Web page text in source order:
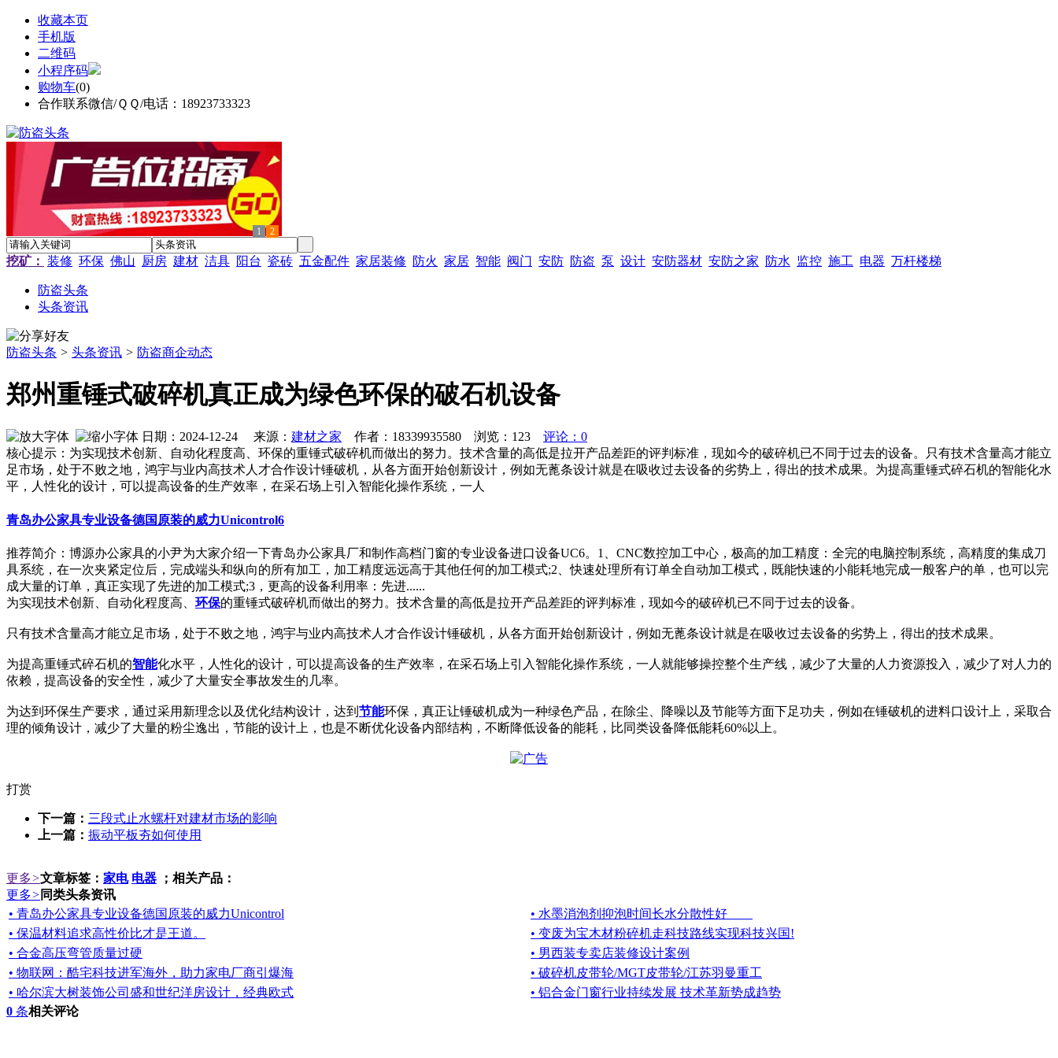
收藏本页
手机版
二维码
小程序码
购物车(0)
合作联系微信/ＱＱ/电话：18923733323
1 2
挖矿： 装修 环保 佛山 厨房 建材 洁具 阳台 瓷砖 五金配件 家居装修 防火 家居 智能 阀门 安防 防盗 泵 设计 安防器材 安防之家 防水 监控 施工 电器 万杆楼梯
防盗头条
头条资讯
防盗头条 > 头条资讯 > 防盗商企动态
郑州重锤式破碎机真正成为绿色环保的破石机设备
日期：2024-12-24 来源： 建材之家 作者：18339935580 浏览： 123
评论：0
核心提示：为实现技术创新、自动化程度高、环保的重锤式破碎机而做出的努力。技术含量的高低是拉开产品差距的评判标准，现如今的破碎机已不同于过去的设备。只有技术含量高才能立
足市场，处于不败之地，鸿宇与业内高技术人才合作设计锤破机，从各方面开始创新设计，例如无蓖条设计就是在吸收过去设备的劣势上，得出的技术成果。为提高重锤式碎石机的智能化水
平，人性化的设计，可以提高设备的生产效率，在采石场上引入智能化操作系统，一人
青岛办公家具专业设备德国原装的威力Unicontrol6
推荐简介：博源办公家具的小尹为大家介绍一下青岛办公家具厂和制作高档门窗的专业设备进口设备UC6。1、CNC数控加工中心，极高的加工精度：全完的电脑控制系统，高精度的集成刀
具系统，在一次夹紧定位后，完成端头和纵向的所有加工，加工精度远远高于其他任何的加工模式;2、快速处理所有订单全自动加工模式，既能快速的小能耗地完成一般客户的单，也可以完
成大量的订单，真正实现了先进的加工模式;3，更高的设备利用率：先进......
为实现技术创新、自动化程度高、 环保的重锤式破碎机而做出的努力。技术含量的高低是拉开产品差距的评判标准，现如今的破碎机已不同于过去的设备。
只有技术含量高才能立足市场，处于不败之地，鸿宇与业内高技术人才合作设计锤破机，从各方面开始创新设计，例如无蓖条设计就是在吸收过去设备的劣势上，得出的技术成果。
为提高重锤式碎石机的智能化水平，人性化的设计，可以提高设备的生产效率，在采石场上引入智能化操作系统，一人就能够操控整个生产线，减少了大量的人力资源投入，减少了对人力的
依赖，提高设备的安全性，减少了大量安全事故发生的几率。
为达到环保生产要求，通过采用新理念以及优化结构设计，达到 节能环保，真正让锤破机成为一种绿色产品，在除尘、降噪以及节能等方面下足功夫，例如在锤破机的进料口设计上，采取合
理的倾角设计，减少了大量的粉尘逸出，节能的设计上，也是不断优化设备内部结构，不断降低设备的能耗，比同类设备降低能耗60%以上。
打赏
下一篇： 三段式止水螺杆对建材市场的影响
上一篇： 振动平板夯如何使用
更多>文章标签： 家电 电器 ；相关产品：
更多> 同类头条资讯
• 青岛办公家具专业设备德国原装的威力Unicontrol
• 水墨消泡剂抑泡时间长水分散性好
• 保温材料追求高性价比才是王道。
• 变废为宝木材粉碎机走科技路线实现科技兴国!
• 合金高压弯管质量过硬
• 男西装专卖店装修设计案例
• 物联网：酷宅科技进军海外，助力家电厂商引爆海
• 破碎机皮带轮/MGT皮带轮/江苏羽曼重工
• 哈尔滨大树装饰公司盛和世纪洋房设计，经典欧式
• 铝合金门窗行业持续发展 技术革新势成趋势
0 条相关评论